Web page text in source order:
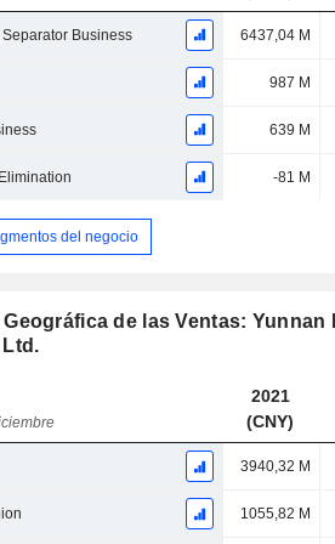
Business 6437,04 M
987 M
639 M
-81 M
del negocio
de las Ventas: Yunnan
Ltd.
2021
(CNY)
3940,32 M
1055,82 M